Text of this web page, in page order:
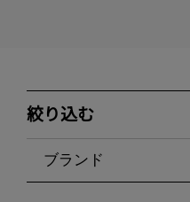
絞り込む
ブランド